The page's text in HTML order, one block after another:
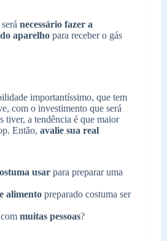
necessário fazer a
aparelho para receber o gás
importantíssimo, que tem
com o investimento que será
tiver, a tendência é que maior
Então, avalie sua real
usar para preparar uma
alimento preparado costuma ser
muitas pessoas?